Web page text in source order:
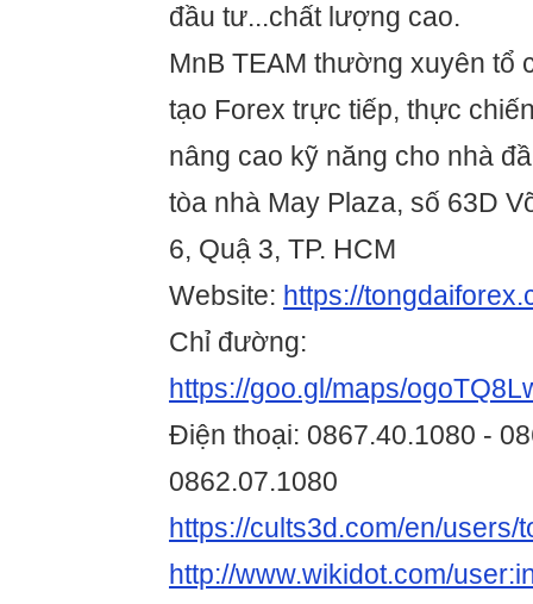
đầu tư...chất lượng cao.
MnB TEAM thường xuyên tổ
tạo Forex trực tiếp, thực
nâng cao kỹ năng cho nhà
tòa nhà May Plaza, số 63D
6, Quậ 3, TP. HCM
Website: https://
Chỉ đường:
https://goo.gl/maps/
Điện thoại: 0867.40.1080 -
0862.07.1080
https://cults3d.com/en/users/
http://www.wikidot.com/